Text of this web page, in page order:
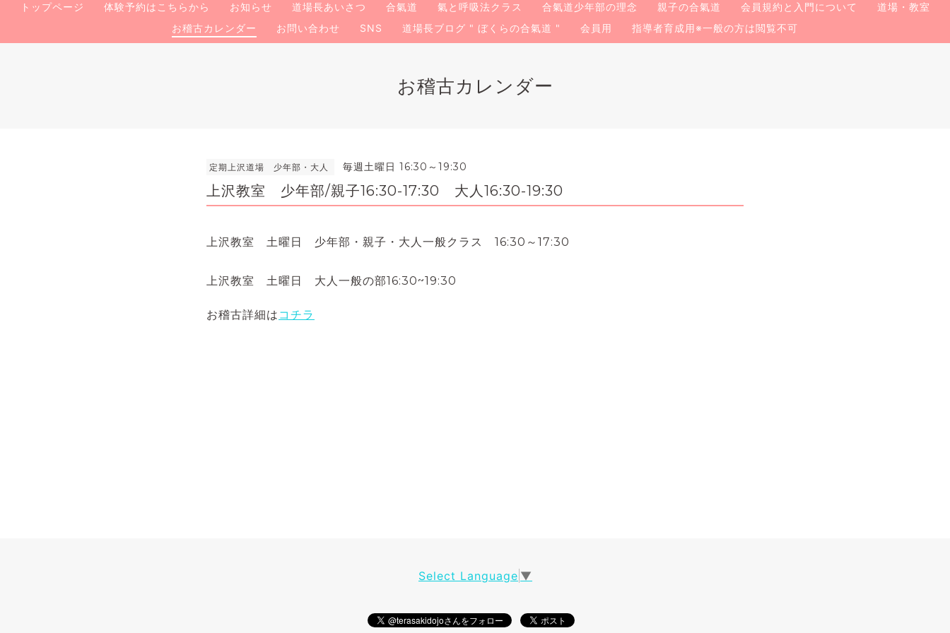
トップページ 体験予約はこちらから お知らせ 道場長あいさつ 合氣道 氣と呼吸法クラス 合氣道少年部の理念 親子の合氣道 会員規約と入門について
道場・教室
お稽古カレンダー
お問い合わせ SNS 道場長ブログ " ぼくらの合氣道 " 会員用 指導者育成用※一般の方は閲覧不可
お稽古カレンダー
定期上沢道場 少年部・大人 毎週土曜日 16:30～19:30
上沢教室 少年部/親子16:30-17:30 大人16:30-19:30
上沢教室 土曜日 少年部・親子・大人一般クラス 16:30～17:30
上沢教室 土曜日 大人一般の部16:30~19:30
お稽古詳細は コチラ
Select Language ▼